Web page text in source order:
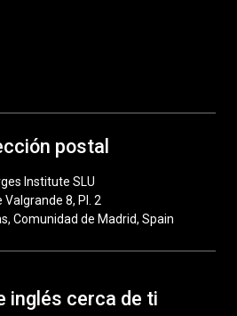
postal
Institute SLU
Valgrande 8, Pl. 2
Comunidad de Madrid, Spain
inglés cerca de ti